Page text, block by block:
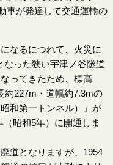
車が発達して交通運輸の
なるにつれて、火災に
なった狭い宇津ノ谷隧道
ってきたため、標高
約227m・道幅約7.3mの
和第一トンネル）」が
昭和5年）に開通しま
道となりますが、1954